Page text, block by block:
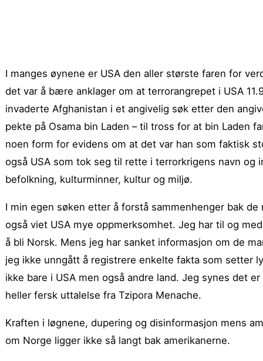
I manges øynene er USA den aller største faren for
det var å bære anklager om at terrorangrepet i USA
invaderte Afghanistan i et angivelig søk etter den
pekte på Osama bin Laden – til tross for at bin Laden
noen form for evidens om at det var han som faktisk
også USA som tok seg til rette i terrorkrigens navn
befolkning, kulturminner, kultur og miljø.
I min egen søken etter å forstå sammenhenger bak
også viet USA mye oppmerksomhet. Jeg har til og
å bli Norsk. Mens jeg har sanket informasjon om de
jeg ikke unngått å registrere enkelte fakta som setter
ikke bare i USA men også andre land. Jeg synes det
heller fersk uttalelse fra Tzipora Menache.
Kraften i løgnene, dupering og disinformasjon mens
om Norge ligger ikke så langt bak amerikanerne.